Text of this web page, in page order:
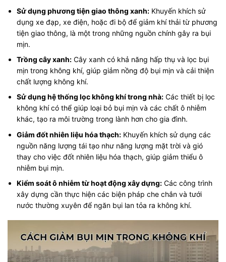
Sử dụng phương tiện giao thông xanh: Khuyến khích sử
dụng xe đạp, xe điện, hoặc đi bộ để giảm khí thải từ phương
tiện giao thông, là một trong những nguồn chính gây ra bụi
mịn.
Trồng cây xanh: Cây xanh có khả năng hấp thụ và lọc bụi
mịn trong không khí, giúp giảm nồng độ bụi mịn và cải thiện
chất lượng không khí.
Sử dụng hệ thống lọc không khí trong nhà: Các thiết bị lọc
không khí có thể giúp loại bỏ bụi mịn và các chất ô nhiễm
khác, tạo ra môi trường trong lành hơn cho gia đình.
Giảm đốt nhiên liệu hóa thạch: Khuyến khích sử dụng các
nguồn năng lượng tái tạo như năng lượng mặt trời và gió
thay cho việc đốt nhiên liệu hóa thạch, giúp giảm thiểu ô
nhiễm bụi mịn.
Kiểm soát ô nhiễm từ hoạt động xây dựng: Các công trình
xây dựng cần thực hiện các biện pháp che chắn và tưới
nước thường xuyên để ngăn bụi lan tỏa ra không khí.